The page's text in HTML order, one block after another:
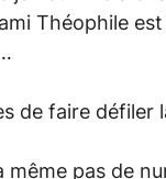
Théophile
de faire défiler
même pas de